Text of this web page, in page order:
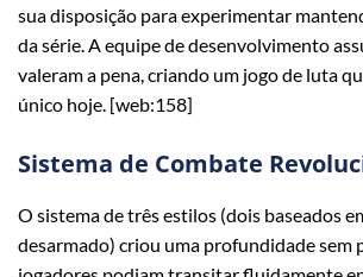
sua disposição para experimentar
da série. A equipe de desenvolvimento
valeram a pena, criando um jogo de luta
único hoje. [web:158]
Sistema de Combate
O sistema de três estilos (dois baseados
desarmado) criou uma profundidade sem